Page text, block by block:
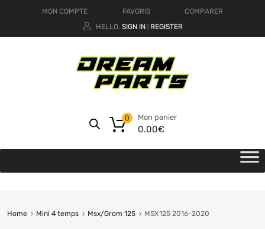
MON COMPTE FAVORIS
COMPARER
HELLO. SIGN IN REGISTER
Mon panier
0.00€
0
Home Mini 4 temps Msx/Grom 125 MSX125 2016-2020